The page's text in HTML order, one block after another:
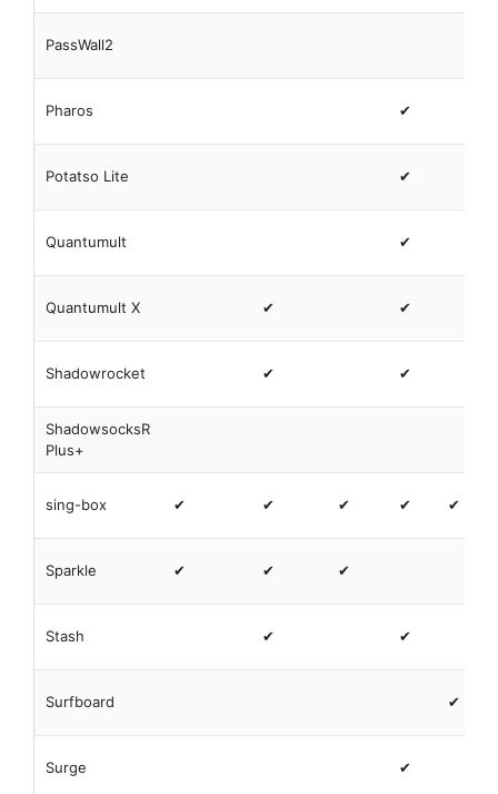
PassWall2
Pharos ✔
Potatso Lite ✔
Quantumult ✔
Quantumult X ✔ ✔
Shadowrocket ✔ ✔
ShadowsocksR
Plus+
sing-box ✔ ✔ ✔ ✔ ✔
Sparkle ✔ ✔ ✔
Stash ✔ ✔
Surfboard ✔
Surge ✔